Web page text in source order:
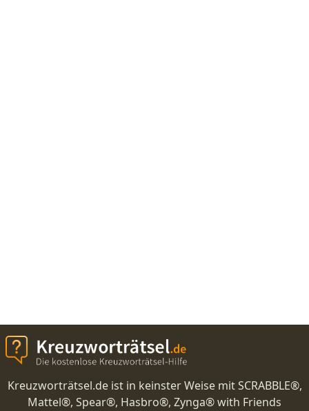
Kreuzworträtsel.de ist in keinster Weise mit SCRABBLE®,
Mattel®, Spear®, Hasbro®, Zynga® with Friends